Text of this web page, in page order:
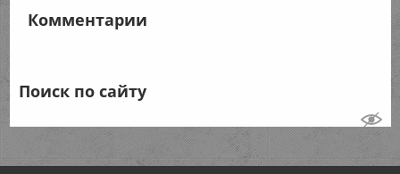
Комментарии
Поиск по сайту